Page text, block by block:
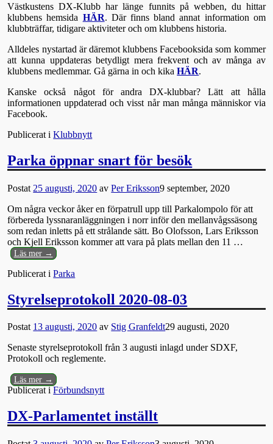
Västkustens DX-Klubb har länge funnits på webben, du hittar
klubbens hemsida HÄR. Där finns bland annat information om
klubbträffar, tidigare aktiviteter och om klubbens historia.
Alldeles nystartad är däremot klubbens Facebooksida som kommer
att kunna uppdateras betydligt mera frekvent och av många av
klubbens medlemmar. Gå gärna in och kikaHÄR.
Kanske också något för andra DX-klubbar? Lätt att hålla
informationen uppdaterad och visst når man många människor via
Facebook.
Publicerat i Klubbnytt
Parka öppnar snart för besök
Postat 25 augusti, 2020 avPer Eriksson9 september, 2020
Om några veckor åker en förpatrull upp till Parkalompolo för att
förbereda lyssnaranläggningen i norr inför den mellanvågssäsong
som redan inletts på ett strålande sätt. Bo Olofsson, Lars Eriksson
och Kjell Eriksson kommer att vara på plats mellan den 11 …
Läs mer →
Publicerat i Parka
Styrelseprotokoll 2020-08-03
Postat 13 augusti, 2020 av Stig Granfeldt29 augusti, 2020
Senaste styrelseprotokoll från 3 augusti inlagd under SDXF,
Protokoll och reglemente.
Läs mer →
Publicerat i Förbundsnytt
DX-Parlamentet inställt